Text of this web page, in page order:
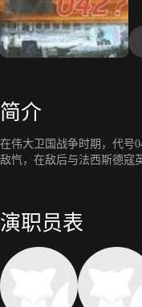
简介
在伟大卫国战争时期，代号
敌忾，在敌后与法西斯德寇
演职员表